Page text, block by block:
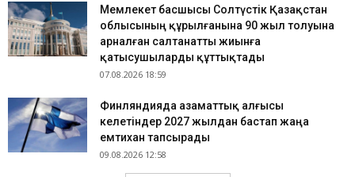
Мемлекет басшысы Солтүстік Қазақстан
облысының құрылғанына 90 жыл толуына
арналған салтанатты жиынға
қатысушыларды құттықтады
07.08.2026 18:59
Финляндияда азаматтық алғысы
келетіндер 2027 жылдан бастап жаңа
емтихан тапсырады
09.08.2026 12:58